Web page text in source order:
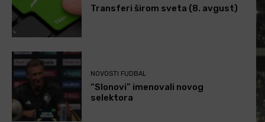
Transferi širom sveta (8. avgust)
NOVOSTI FUDBAL
“Slonovi” imenovali novog
selektora